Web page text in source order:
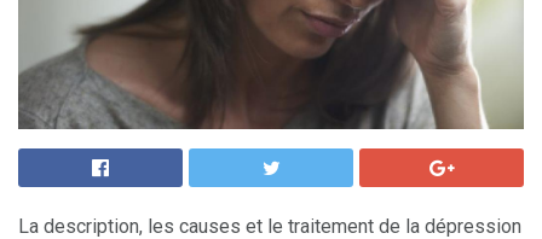
La description, les causes et le traitement de la dépression